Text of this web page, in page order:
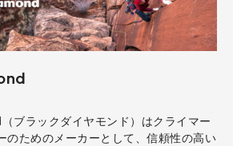
ブラックダイヤモンド）はクライマー
のためのメーカーとして、信頼性の高い